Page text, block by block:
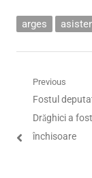
arges
Navigare
articole
Previous
Previous
post:
Fostul
Drăghici a
închisoare